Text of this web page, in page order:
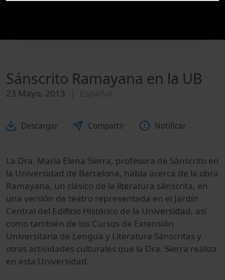
Sánscrito Ramayana en la UB
23 Mayo, 2013 Español
Descargar Compartir Notificar
La Dra. María Elena Sierra, profesora de Sánscrito en
la Universidad de Barcelona, habla acerca de la obra
Ramayana, un clásico de la literatura sánscrita, en
una versión de teatro representada en el Jardín
Central del Edificio Histórico de la Universidad, así
como también de los Cursos de Extensión
Universitaria de Lengua y Literatura Sánscritas y
otras actividades culturales que la Dra. Sierra realiza
en esta Universidad.